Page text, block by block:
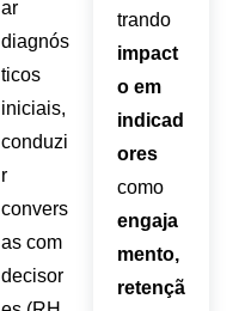
ar
diagnós
ticos
iniciais,
conduzi
r
convers
as com
decisor
trando
impact
o em
indicad
ores
como
engaja
mento,
retençã